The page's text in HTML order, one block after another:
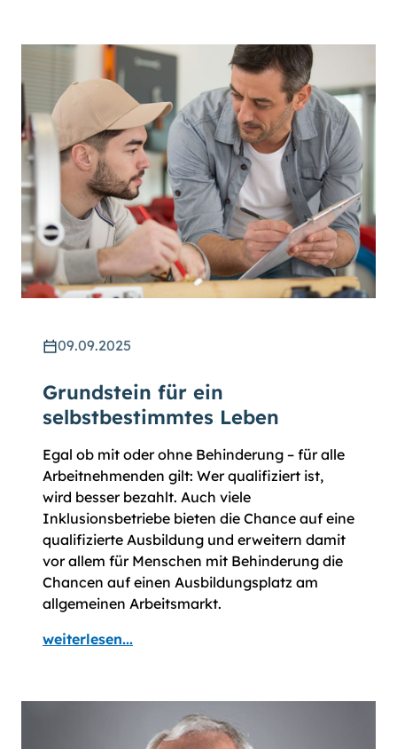
09.09.2025
Grundstein für ein
selbstbestimmtes Leben
Egal ob mit oder ohne Behinderung – für alle
Arbeitnehmenden gilt: Wer qualifiziert ist,
wird besser bezahlt. Auch viele
Inklusionsbetriebe bieten die Chance auf eine
qualifizierte Ausbildung und erweitern damit
vor allem für Menschen mit Behinderung die
Chancen auf einen Ausbildungsplatz am
allgemeinen Arbeitsmarkt.
weiterlesen...